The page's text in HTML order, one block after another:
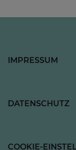
IMPRESSUM
DATENSCHUTZ
COOKIE-